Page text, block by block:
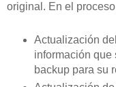
original. En el
Actualización
información que
backup para su